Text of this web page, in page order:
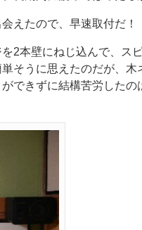
えたので、早速取付だ！
2本壁にねじ込んで、ス
そうに思えたのだが、
できずに結構苦労したの